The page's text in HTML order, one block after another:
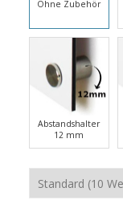
Ohne Zubehör
Abstandshalter
12 mm